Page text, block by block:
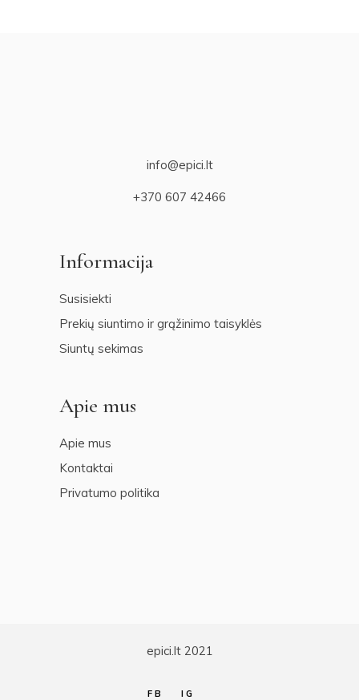
info@epici.lt
+370 607 42466
Informacija
Susisiekti
Prekių siuntimo ir grąžinimo taisyklės
Siuntų sekimas
Apie mus
Apie mus
Kontaktai
Privatumo politika
epici.lt 2021
FB IG